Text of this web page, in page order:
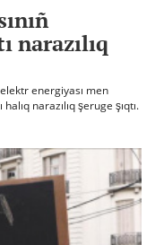
narazılıq
energiyası men
narazılıq şeruge şıqtı.